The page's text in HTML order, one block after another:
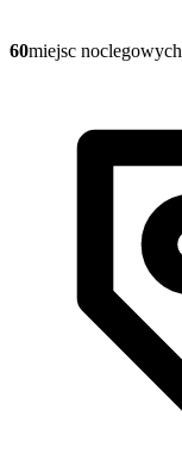
60miejsc noclegowych